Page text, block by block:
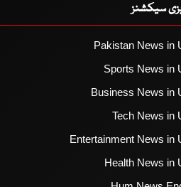
سیکشنز
Pakistan News in
Sports News in
Business News in
Tech News in
Entertainment News in
Health News in